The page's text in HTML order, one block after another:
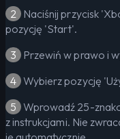
2 Naciśnij przycisk
pozycję 'Start'.
3 Przewiń w prawo i
4 Wybierz pozycję
5 Wprowadź 25-
z instrukcjami. Nie